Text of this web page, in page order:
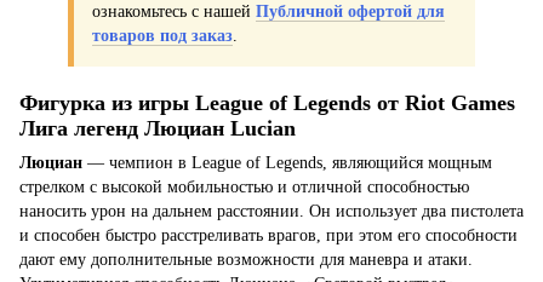
ознакомьтесь с нашей Публичной офертой для
товаров под заказ
Фигурка из игры League of Legends от Riot Games
Лига легенд Люциан Lucian
Люциан — чемпион в League of Legends, являющийся мощным
стрелком с высокой мобильностью и отличной способностью
наносить урон на дальнем расстоянии. Он использует два пистолета
и способен быстро расстреливать врагов, при этом его способности
дают ему дополнительные возможности для маневра и атаки.